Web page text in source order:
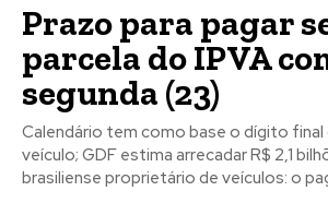
Prazo para pagar
parcela do IPVA
segunda (23)
Calendário tem como base o dígito final
veículo; GDF estima arrecadar R$ 2,1
brasiliense proprietário de veículos: o